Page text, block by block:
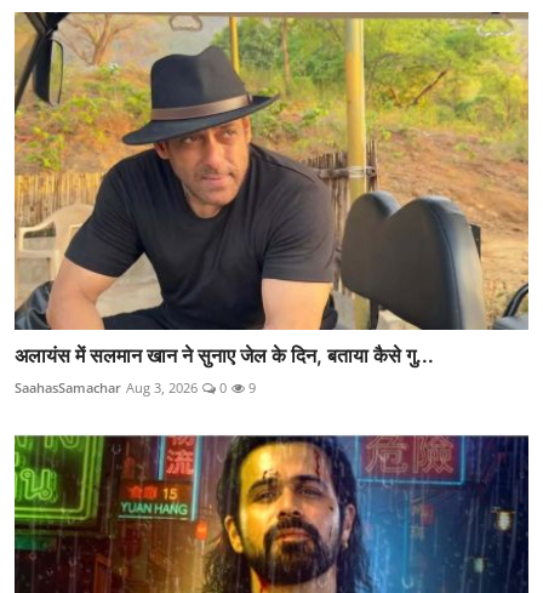
अलायंस में सलमान खान ने सुनाए जेल के दिन, बताया कैसे गु...
SaahasSamachar Aug 3, 2026 0 9